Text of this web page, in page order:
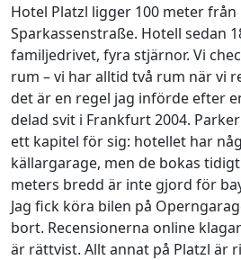
Hotel Platzl ligger 100 meter
Sparkassenstraße. Hotell sedan
familjedrivet, fyra stjärnor. Vi
rum – vi har alltid två rum när vi
det är en regel jag införde efter
delad svit i Frankfurt 2004.
ett kapitel för sig: hotellet har
källargarage, men de bokas tidigt
meters bredd är inte gjord för
Jag fick köra bilen på
bort. Recensionerna online
är rättvist. Allt annat på Platzl är